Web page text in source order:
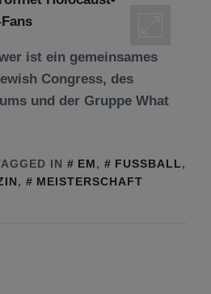
ist ein gemeinsames
Congress, des
und der Gruppe What
IN EM, FUSSBALL
,
, MEISTERSCHAFT